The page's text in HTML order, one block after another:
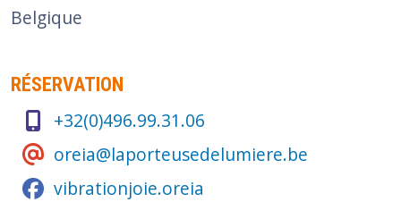
Belgique
RÉSERVATION
+32(0)496.99.31.06
oreia@laporteusedelumiere.be
vibrationjoie.oreia